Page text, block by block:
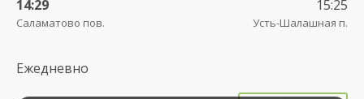
14:29
Саламатово пов.
15:25
Усть-Шалашная п.
Ежедневно